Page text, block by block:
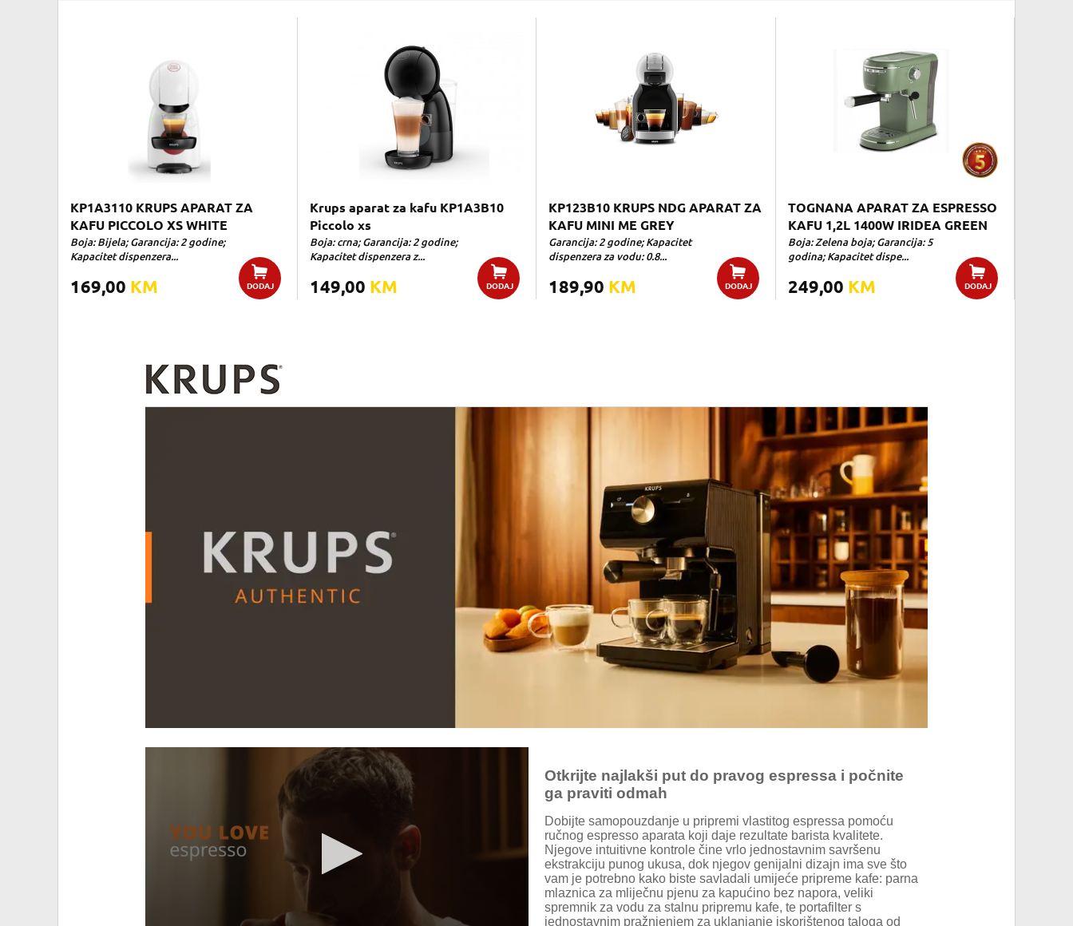
KP1A3110 KRUPS APARAT ZA
KAFU PICCOLO XS WHITE
Boja: Bijela; Garancija: 2 godine;
Kapacitet dispenzera...
169,00 KM DODAJ
Krups aparat za kafu KP1A3B10
Piccolo xs
Boja: crna; Garancija: 2 godine;
Kapacitet dispenzera z...
149,00 KM DODAJ
KP123B10 KRUPS NDG APARAT ZA
KAFU MINI ME GREY
Garancija: 2 godine; Kapacitet
dispenzera za vodu: 0.8...
189,90 KM DODAJ
TOGNANA APARAT ZA ESPRESSO
KAFU 1,2L 1400W IRIDEA GREEN
Boja: Zelena boja; Garancija: 5
godina; Kapacitet dispe...
249,00 KM DODAJ
Otkrijte najlakši put do pravog espressa i počnite
ga praviti odmah
Dobijte samopouzdanje u pripremi vlastitog espressa pomoću
ručnog espresso aparata koji daje rezultate barista kvalitete.
Njegove intuitivne kontrole čine vrlo jednostavnim savršenu
ekstrakciju punog ukusa, dok njegov genijalni dizajn ima sve što
vam je potrebno kako biste savladali umijeće pripreme kafe: parna
mlaznica za mliječnu pjenu za kapućino bez napora, veliki
spremnik za vodu za stalnu pripremu kafe, te portafilter s
jednostavnim pražnjenjem za uklanjanje iskorištenog taloga od